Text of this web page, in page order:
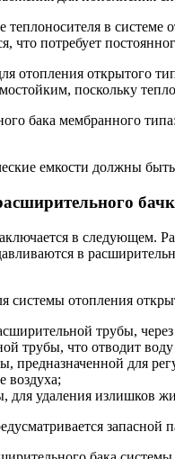
теплоносителя в
что потребует
отопления открытого
поскольку
бака мембранного
емкости должны
в следующем.
в
системы отопления
трубы,
трубы, что отводит
предназначенной для
воздуха;
для удаления излишков
запасной